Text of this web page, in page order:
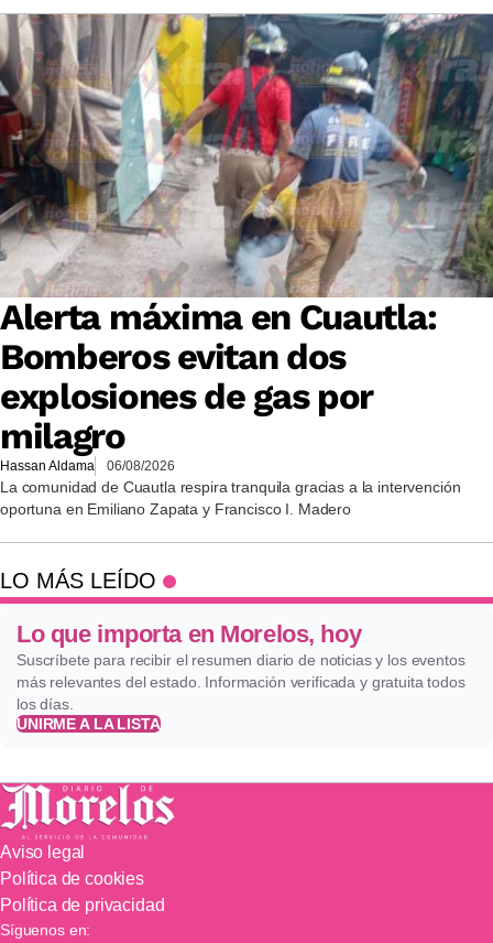
Alerta máxima en Cuautla:
Bomberos evitan dos
explosiones de gas por
milagro
Hassan Aldama 06/08/2026
La comunidad de Cuautla respira tranquila gracias a la intervención
oportuna en Emiliano Zapata y Francisco I. Madero
LO MÁS LEÍDO
Lo que importa en Morelos, hoy
Suscríbete para recibir el resumen diario de noticias y los eventos
más relevantes del estado. Información verificada y gratuita todos
los días.
UNIRME A LA LISTA
Aviso legal
Política de cookies
Política de privacidad
Síguenos en: